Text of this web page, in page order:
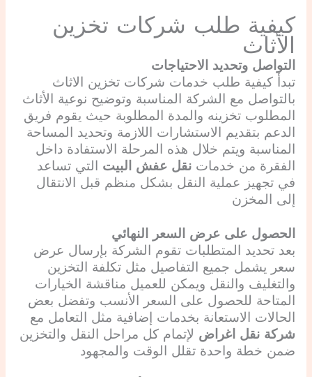
كيفية طلب شركات تخزين
الأثاث
التواصل وتحديد الاحتياجات
تبدأ كيفية طلب خدمات شركات تخزين الاثاث
بالتواصل مع الشركة المناسبة وتوضيح نوعية الأثاث
المطلوب تخزينه والمدة المطلوبة حيث يقوم فريق
الدعم بتقديم الاستشارات اللازمة وتحديد المساحة
المناسبة ويتم خلال هذه المرحلة الاستفادة داخل
الفقرة من خدمات نقل عفش البيت التي تساعد
في تجهيز عملية النقل بشكل منظم قبل الانتقال
إلى المخزن
الحصول على عرض السعر النهائي
بعد تحديد المتطلبات تقوم الشركة بإرسال عرض
سعر يشمل جميع التفاصيل مثل تكلفة التخزين
والتغليف والنقل ويمكن للعميل مناقشة الخيارات
المتاحة للحصول على السعر الأنسب وتفضل بعض
الحالات الاستعانة بخدمات إضافية مثل التعامل مع
شركة نقل اغراض لإتمام كل مراحل النقل والتخزين
ضمن خطة واحدة تقلل الوقت والمجهود